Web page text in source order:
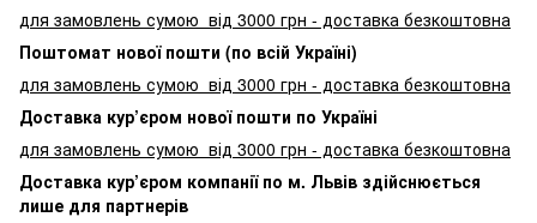
для замовлень сумою від 3000 грн - доставка безкоштовна
Поштомат нової пошти (по всій Україні)
для замовлень сумою від 3000 грн - доставка безкоштовна
Доставка кур’єром нової пошти по Україні
для замовлень сумою від 3000 грн - доставка безкоштовна
Доставка кур’єром компанії по м. Львів здійснюється
лише для партнерів